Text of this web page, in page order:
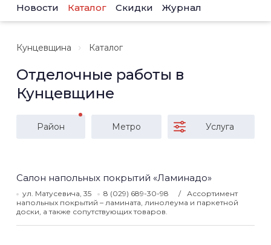
Новости Каталог Скидки Журнал
Кунцевщина Каталог
Отделочные работы в
Кунцевщине
Район Метро Услуга
Салон напольных покрытий «Ламинадо»
ул. Матусевича, 35 8 (029) 689-30-98
Ассортимент
напольных покрытий – ламината, линолеума и паркетной
доски, а также сопутствующих товаров.